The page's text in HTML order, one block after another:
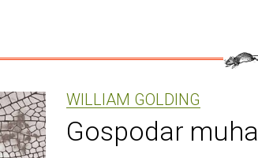
WILLIAM GOLDING
Gospodar muha